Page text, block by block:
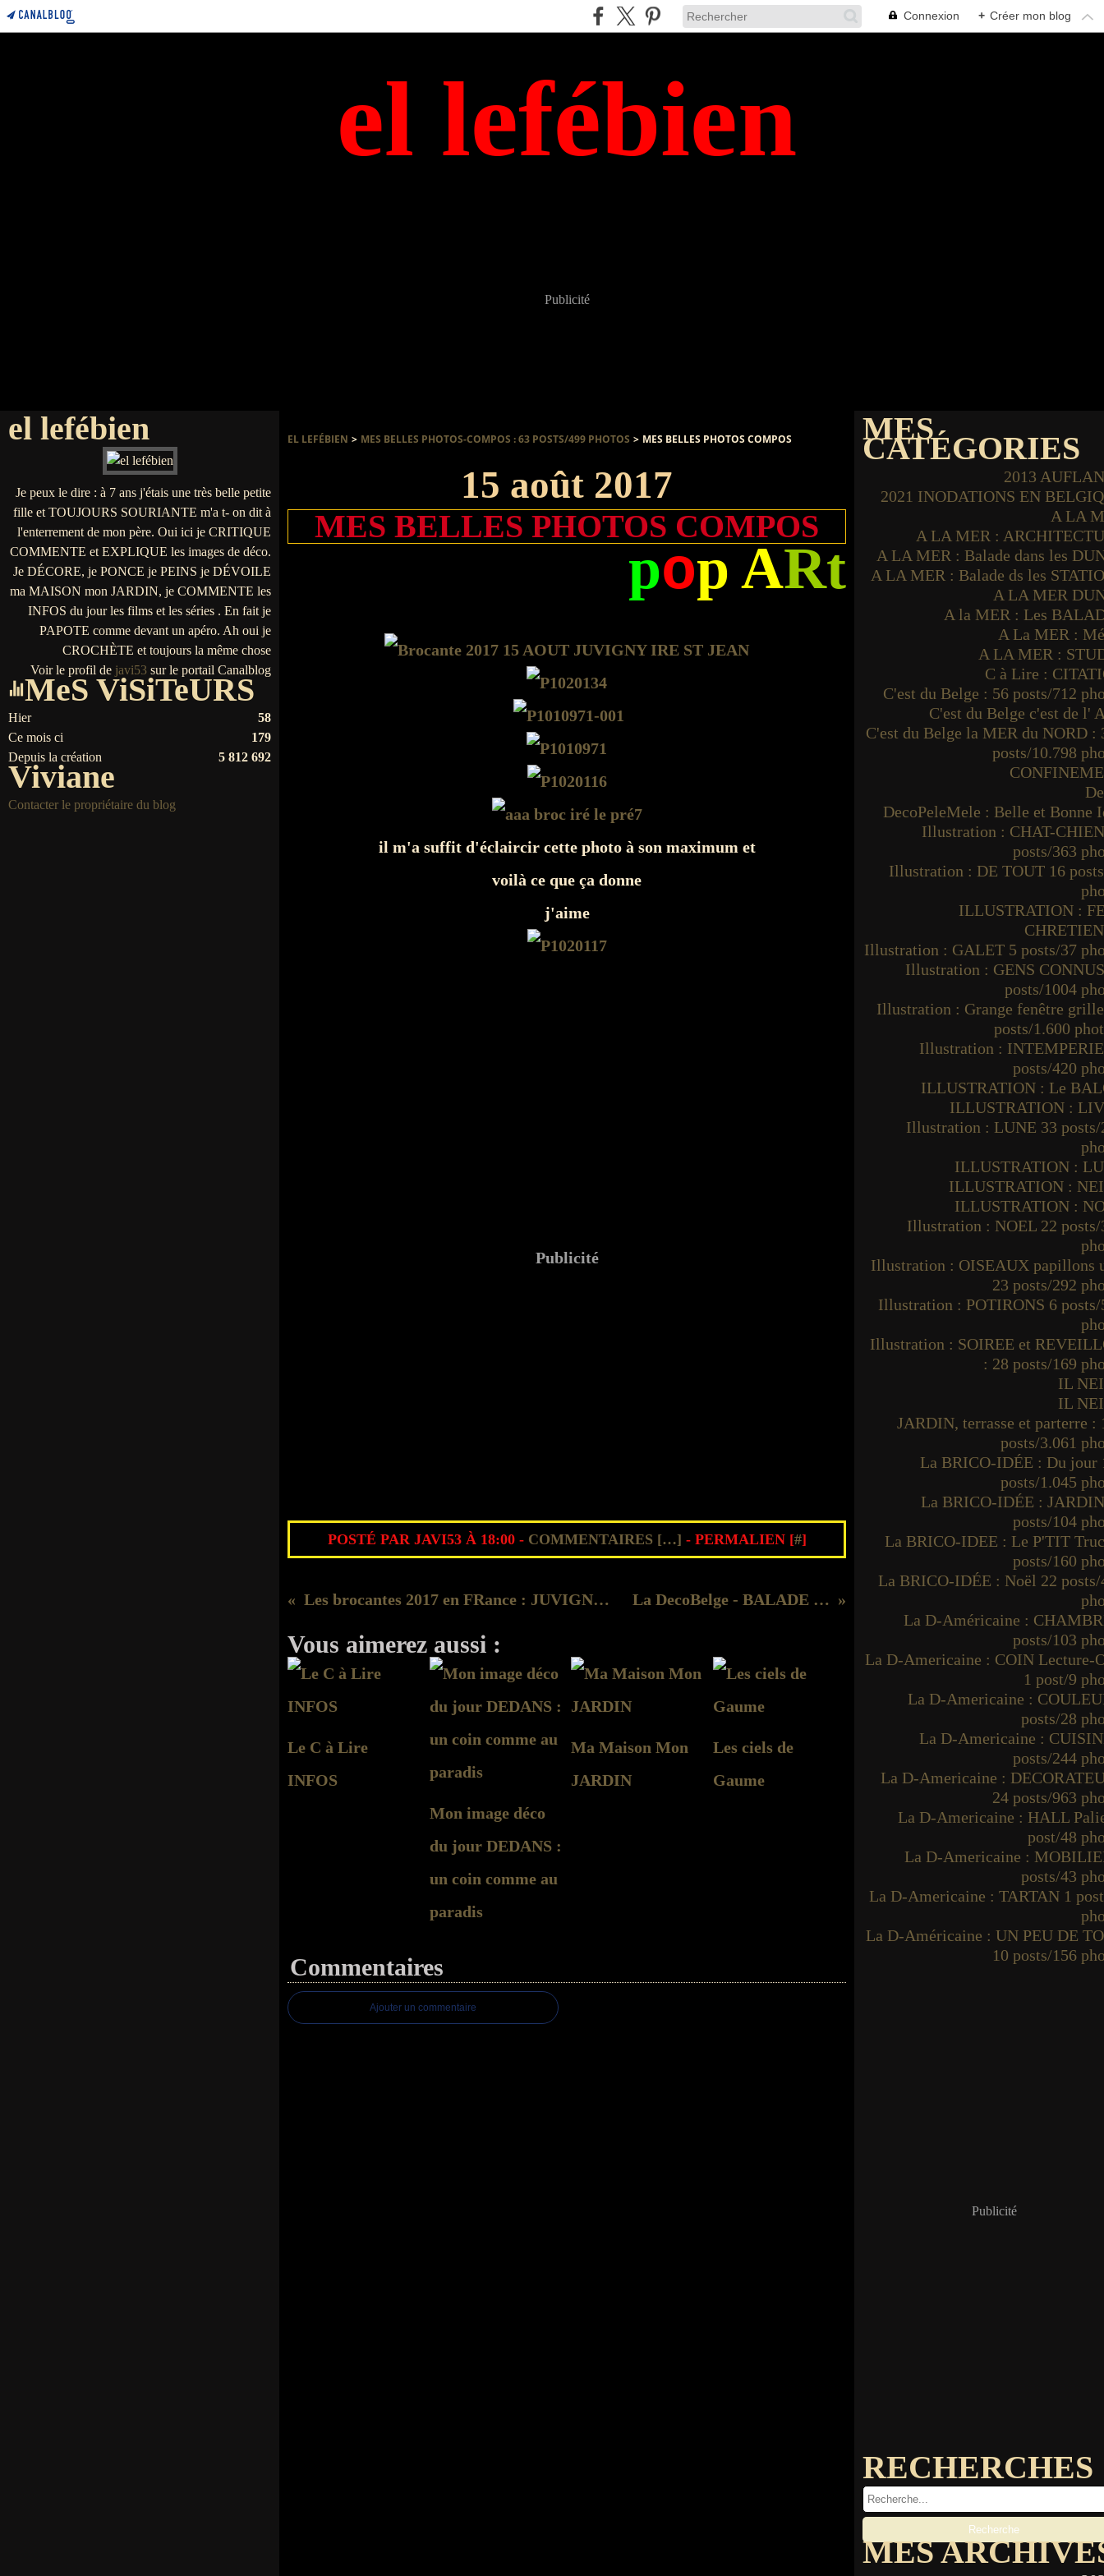
Connexion + Créer mon blog
el lefébien
Publicité
el lefébien
Je peux le dire : à 7 ans j'étais une très belle petite
fille et TOUJOURS SOURIANTE m'a t- on dit à
l'enterrement de mon père. Oui ici je CRITIQUE
COMMENTE et EXPLIQUE les images de déco.
Je DÉCORE, je PONCE je PEINS je DÉVOILE
ma MAISON mon JARDIN, je COMMENTE les
INFOS du jour les films et les séries . En fait je
PAPOTE comme devant un apéro. Ah oui je
CROCHÈTE et toujours la même chose
Voir le profil de javi53 sur le portail Canalblog
MeS ViSiTeURS
Hier
58
Ce mois ci
179
Depuis la création
5 812 692
Viviane
Contacter le propriétaire du blog
EL LEFÉBIEN > MES BELLES PHOTOS-COMPOS : 63 POSTS/499 PHOTOS > MES BELLES PHOTOS COMPOS
15 août 2017
MES BELLES PHOTOS COMPOS
pop ARt
il m'a suffit d'éclaircir cette photo à son maximum et
voilà ce que ça donne
j'aime
Publicité
POSTÉ PAR JAVI53 À 18:00 - COMMENTAIRES […] - PERMALIEN [#]
Les brocantes 2017 en FRance : JUVIGNY IRE LE PRE ST JEAN LES LONGUYON La DecoBelge - BALADE D' architectes Restauration -
Vous aimerez aussi :
Le C à Lire
INFOS
Mon image déco
du jour DEDANS :
un coin comme au
paradis
Ma Maison Mon
JARDIN
Les ciels de
Gaume
Commentaires
Ajouter un commentaire
MES
CATÉGORIES
2013
2021 INODATIONS EN
A LA
A LA MER :
A LA MER : Balade dans les
A LA MER : Balade ds les
A LA MER
A la MER : Les
A La MER :
A LA MER :
C à Lire :
C'est du Belge : 56 posts/712
C'est du Belge c'est de l'
C'est du Belge la MER du NORD :
posts/10.798
DecoPeleMele : Belle et Bonne
Illustration : CHAT-
posts/363
Illustration : DE TOUT 16
ILLUSTRATION :
Illustration : GALET 5 posts/37
Illustration : GENS
posts/1004
Illustration : Grange fenêtre
posts/1.600
Illustration :
posts/420
ILLUSTRATION : Le
ILLUSTRATION :
Illustration : LUNE 33 posts/
ILLUSTRATION :
ILLUSTRATION :
ILLUSTRATION :
Illustration : NOEL 22 posts/
Illustration : OISEAUX papillons
23 posts/292
Illustration : POTIRONS 6 posts/
Illustration : SOIREE et
: 28 posts/169
IL
IL
JARDIN, terrasse et parterre :
posts/3.061
La BRICO-IDÉE : Du jour
posts/1.045
La BRICO-IDÉE :
posts/104
La BRICO-IDEE : Le P'TIT
posts/160
La BRICO-IDÉE : Noël 22 posts/
La D-Américaine :
posts/103
La D-Americaine : COIN Lecture-
1 post/9
La D-Americaine :
posts/28
La D-Americaine :
posts/244
La D-Americaine :
24 posts/963
La D-Americaine : HALL
post/48
La D-Americaine :
posts/43
La D-Americaine : TARTAN 1
La D-Américaine : UN PEU DE
10 posts/156
Publicité
RECHERCHES
MES